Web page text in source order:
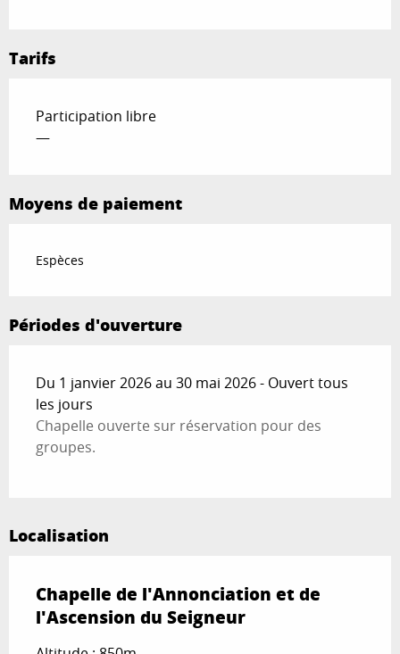
Tarifs
Participation libre
—
Moyens de paiement
Espèces
Périodes d'ouverture
Du 1 janvier 2026 au 30 mai 2026 - Ouvert tous
les jours
Chapelle ouverte sur réservation pour des
groupes.
Localisation
Chapelle de l'Annonciation et de
l'Ascension du Seigneur